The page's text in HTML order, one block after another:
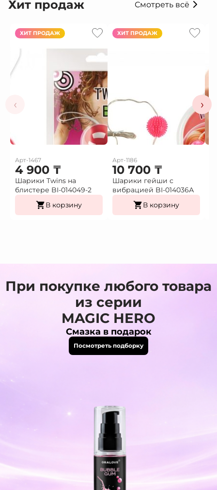
Хит продаж Смотреть всё
‹
ХИТ ПРОДАЖ
Арт-1467
4 900 ₸
Шарики Twins на
блистере BI-014049-2
В корзину
ХИТ ПРОДАЖ
Арт-1186
10 700 ₸
Шарики гейши с
вибрацией BI-014036А
В корзину
›
При покупке любого товара
из серии
MAGIC HERO
Смазка в подарок
Посмотреть подборку